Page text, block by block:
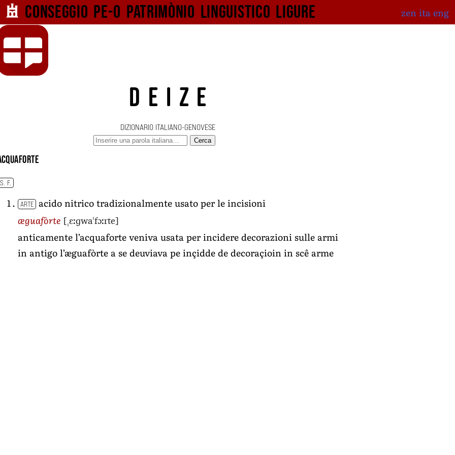
Conseggio pe-o patrimònio linguistico ligure zen ita eng
DEIZE
DIZIONARIO ITALIANO-GENOVESE
Cerca
S. F.
ARTE
acido nitrico tradizionalmente usato per le incisioni
æguafòrte [ˌɛːɡwaˈfɔːrte]
anticamente l’acquaforte veniva usata per incidere decorazioni sulle armi
in antigo l’æguafòrte a se deuviava pe inçidde de decoraçioin in scê arme